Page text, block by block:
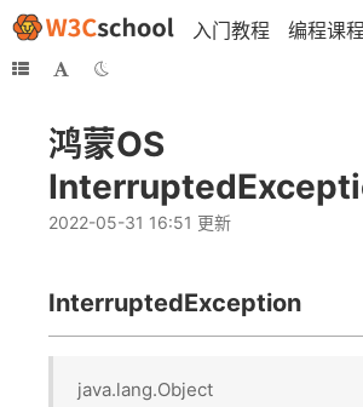
入门教程 编程课程
鸿蒙OS
2022-05-31 16:51 更新
InterruptedException
java.lang.Object